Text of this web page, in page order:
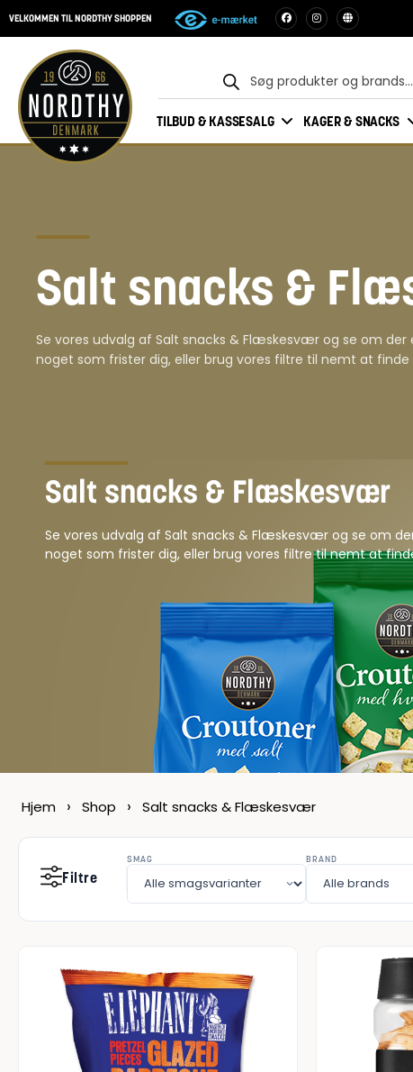
VELKOMMEN TIL NORDTHY SHOPPEN
TILBUD & KASSESALG KAGER & SNACKS
Salt snacks &
Se vores udvalg af Salt snacks & Flæskesvær og se om der
noget som frister dig, eller brug vores filtre til nemt at finde
Salt snacks & Flæskesvær
Se vores udvalg af Salt snacks & Flæskesvær og se om
noget som frister dig, eller brug vores filtre til nemt at
Hjem › Shop › Salt snacks & Flæskesvær
Filtre
SMAG BRAND
TIL Kun